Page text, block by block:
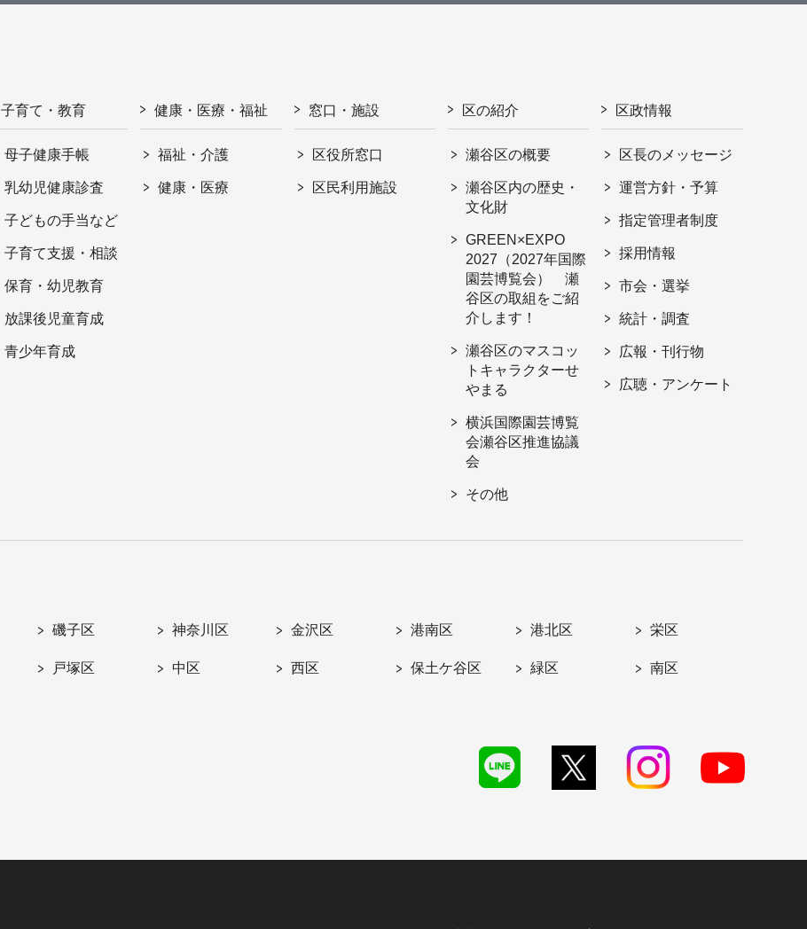
子育て・教育
母子健康手帳
乳幼児健康診査
子どもの手当など
子育て支援・相談
保育・幼児教育
放課後児童育成
青少年育成
健康・医療・福祉
福祉・介護
健康・医療
窓口・施設
区役所窓口
区民利用施設
区の紹介
瀬谷区の概要
瀬谷区内の歴史・
文化財
GREEN×EXPO
2027（2027年国際
園芸博覧会） 瀬
谷区の取組をご紹
介します！
瀬谷区のマスコッ
トキャラクターせ
やまる
横浜国際園芸博覧
会瀬谷区推進協議
会
その他
区政情報
区長のメッセージ
運営方針・予算
指定管理者制度
採用情報
市会・選挙
統計・調査
広報・刊行物
広聴・アンケート
磯子区 神奈川区 金沢区 港南区 港北区 栄区
戸塚区 中区 西区 保土ケ谷区 緑区 南区